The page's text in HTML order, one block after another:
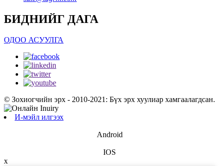
БИДНИЙГ ДАГА
ОДОО АСУУЛГА
© Зохиогчийн эрх - 2010-2021: Бүх эрх хуулиар хамгаалагдсан.
И-мэйл илгээх
Android
IOS
x